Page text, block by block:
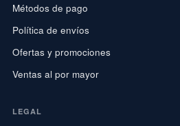
Métodos de pago
Política de envíos
Ofertas y promociones
Ventas al por mayor
LEGAL